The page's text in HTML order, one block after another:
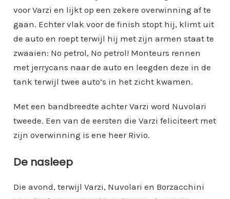
voor Varzi en lijkt op een zekere overwinning af te
gaan. Echter vlak voor de finish stopt hij, klimt uit
de auto en roept terwijl hij met zijn armen staat te
zwaaien: No petrol, No petrol! Monteurs rennen
met jerrycans naar de auto en leegden deze in de
tank terwijl twee auto’s in het zicht kwamen.
Met een bandbreedte achter Varzi word Nuvolari
tweede. Een van de eersten die Varzi feliciteert met
zijn overwinning is ene heer Rivio.
De nasleep
Die avond, terwijl Varzi, Nuvolari en Borzacchini